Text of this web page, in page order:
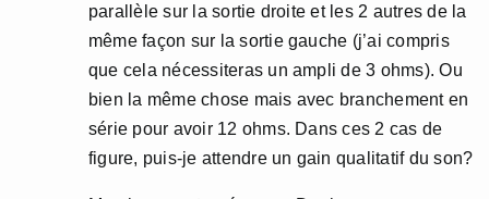
parallèle sur la sortie droite et les 2 autres de la
même façon sur la sortie gauche (j’ai compris
que cela nécessiteras un ampli de 3 ohms). Ou
bien la même chose mais avec branchement en
série pour avoir 12 ohms. Dans ces 2 cas de
figure, puis-je attendre un gain qualitatif du son?